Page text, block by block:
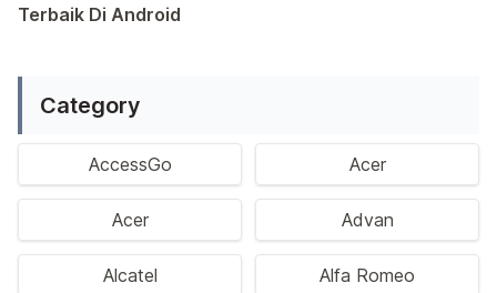
Terbaik Di Android
Category
AccessGo Acer
Acer Advan
Alcatel Alfa Romeo